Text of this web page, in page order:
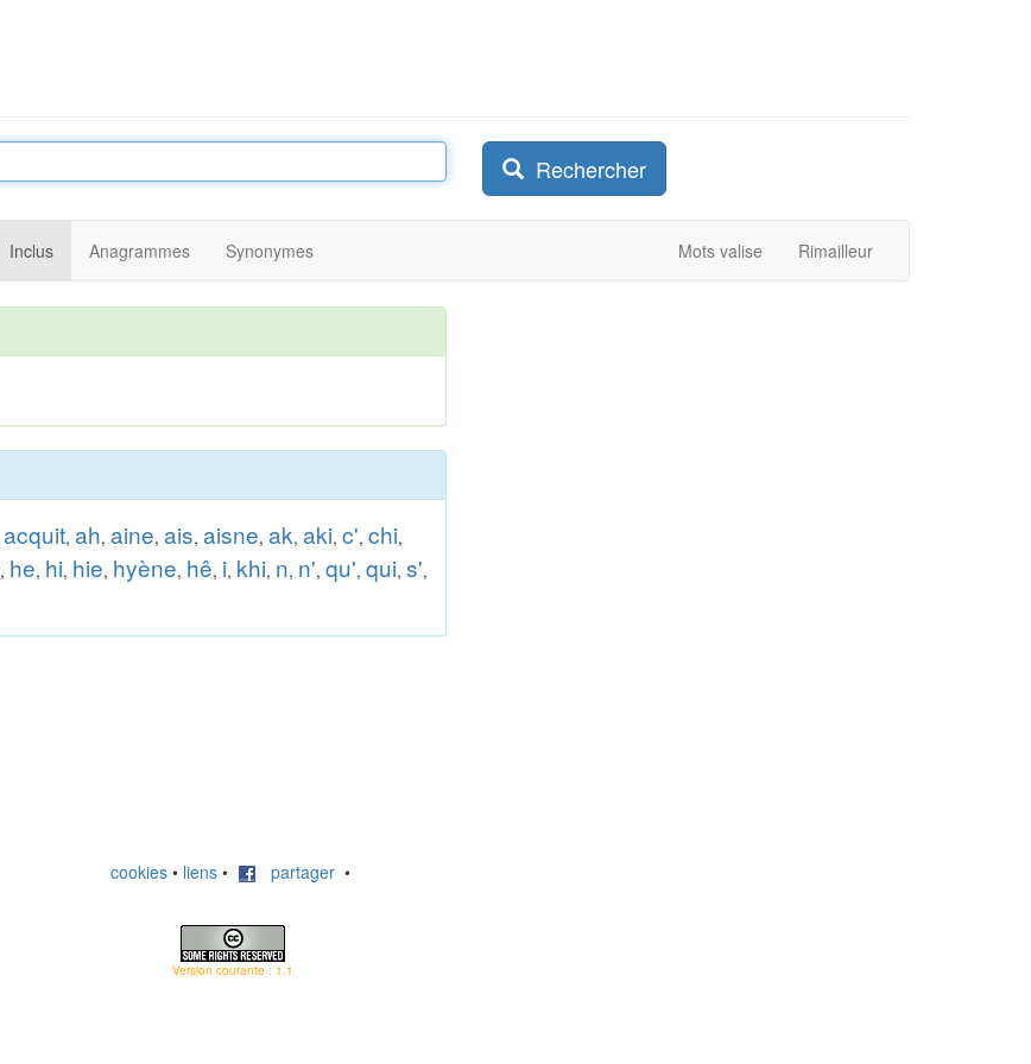
Rechercher
Inclus Anagrammes Synonymes Mots valise Rimailleur
acquit, ah, aine, ais, aisne, ak, aki, c', chi,
, he, hi, hie, hyène, hê, i, khi, n, n', qu', qui, s',
cookies • liens • partager •
Version courante : 1.1